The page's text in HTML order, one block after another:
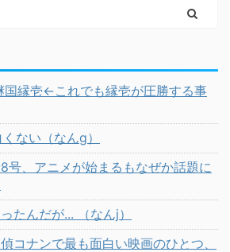
縁壱←これでも縁壱が圧勝する事
ない（なんg）
8号、アニメが始まるもなぜか話題に
たんだが... （なんj）
コナンで最も面白い映画のひとつ、